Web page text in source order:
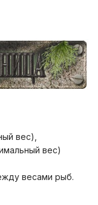
вес),
вес)
весами рыб.